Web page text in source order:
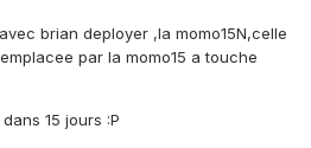
brian deployer ,la momo15N,celle
par la momo15 a touche
15 jours :P